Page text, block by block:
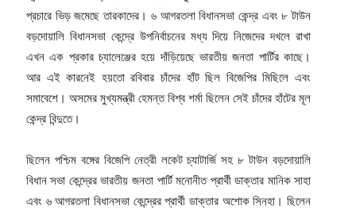
প্রচারে ভিড় জমেছে তারকাদের। ৬ আগরতলা বিধানসভা কেন্দ্র এবং ৮ টাউন
বড়দোয়ালি বিধানসভা কেন্দ্রে উপনির্বাচনের মধ্য দিয়ে নিজেদের দখলে রাখা
এখন এক প্রকার চ্যালেঞ্জের হয়ে দাঁড়িয়েছে ভারতীয় জনতা পার্টির কাছে।
আর এই কারনেই হয়তো রবিবার চাঁদের হাঁট ছিল বিজেপির মিছিলে এবং
সমাবেশে। অসমের মুখ্যমন্ত্রী হেমন্ত বিশ্ব শর্মা ছিলেন সেই চাঁদের হাঁটের মূল
কেন্দ্র বিন্দুতে।
ছিলেন পশ্চিম বঙ্গের বিজেপি নেত্রী লকেট চ্যাটার্জি সহ ৮ টাউন বড়দোয়ালি
বিধান সভা কেন্দ্রের ভারতীয় জনতা পার্টি মনোনীত প্রার্থী ডাক্তার মানিক সাহা
এবং ৬ আগরতলা বিধানসভা কেন্দ্রের প্রার্থী ডাক্তার অশোক সিনহা। ছিলেন